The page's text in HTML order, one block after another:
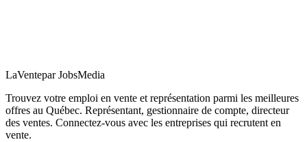
LaVentepar JobsMedia
Trouvez votre emploi en vente et représentation parmi les meilleures
offres au Québec. Représentant, gestionnaire de compte, directeur
des ventes. Connectez-vous avec les entreprises qui recrutent en
vente.